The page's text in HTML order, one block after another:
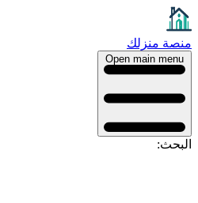
منصة منزلك
Open main menu
البحث: